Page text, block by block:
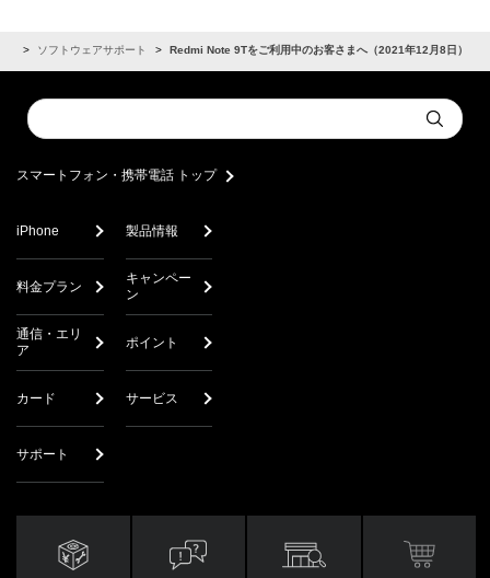
ソフトウェアサポート Redmi Note 9Tをご利用中のお客さまへ（2021年12月8日）
Conduct
a
Submit
スマートフォン・携帯電話 トップ
iPhone 製品情報
料金プラン
キャンペー
ン
通信・エリ
ア
ポイント
カード サービス
サポート